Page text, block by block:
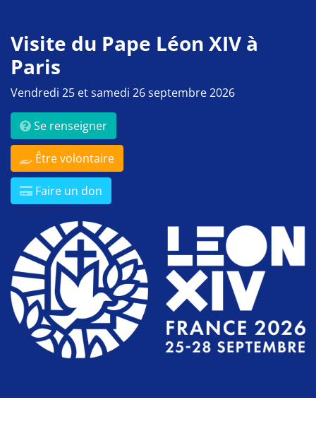
Visite du Pape Léon XIV à
Paris
Vendredi 25 et samedi 26 septembre 2026
Se renseigner
Être volontaire
Faire un don